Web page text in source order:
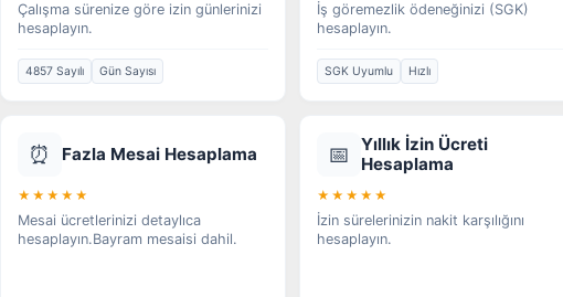
Çalışma sürenize göre izin günlerinizi
hesaplayın.
4857 Sayılı Gün Sayısı
İş göremezlik ödeneğinizi (SGK)
hesaplayın.
SGK Uyumlu Hızlı
⏰ Fazla Mesai Hesaplama
★★★★★
Mesai ücretlerinizi detaylıca
hesaplayın.Bayram mesaisi dahil.
📅
Yıllık İzin Ücreti
Hesaplama
★★★★★
İzin sürelerinizin nakit karşılığını
hesaplayın.